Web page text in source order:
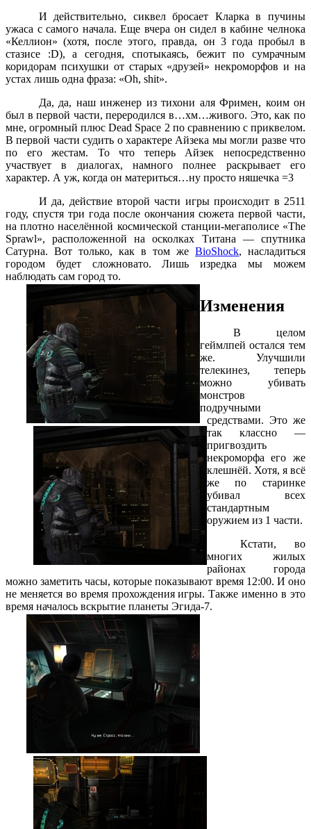
И действительно, сиквел бросает Кларка в пучины
ужаса с самого начала. Еще вчера он сидел в кабине челнока
«Келлион» (хотя, после этого, правда, он 3 года пробыл в
стазисе :D), а сегодня, спотыкаясь, бежит по сумрачным
коридорам психушки от старых «друзей» некроморфов и на
устах лишь одна фраза: «Oh, shit».
Да, да, наш инженер из тихони аля Фримен, коим он
был в первой части, переродился в…хм…живого. Это, как по
мне, огромный плюс Dead Space 2 по сравнению с приквелом.
В первой части судить о характере Айзека мы могли разве что
по его жестам. То что теперь Айзек непосредственно
участвует в диалогах, намного полнее раскрывает его
характер. А уж, когда он материться…ну просто няшечка =3
И да, действие второй части игры происходит в 2511
году, спустя три года после окончания сюжета первой части,
на плотно населённой космической станции-мегаполисе «The
Sprawl», расположенной на осколках Титана — спутника
Сатурна. Вот только, как в том же BioShock, насладиться
городом будет сложновато. Лишь изредка мы можем
наблюдать сам город то.
Изменения
В целом
геймлпей остался тем
же. Улучшили
телекинез, теперь
можно убивать
монстров
подручными
средствами. Это же
так классно —
пригвоздить
некроморфа его же
клешнёй. Хотя, я всё
же по старинке
убивал всех
стандартным
оружием из 1 части.
Кстати, во
многих жилых
районах города
можно заметить часы, которые показывают время 12:00. И оно
не меняется во время прохождения игры. Также именно в это
время началось вскрытие планеты Эгида-7.